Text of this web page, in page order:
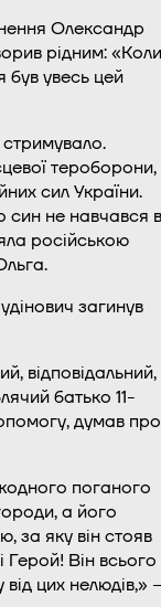
Олександр
рідним: «Коли
був увесь цей
тероборони,
сил України.
син не навчався в
російською
загинув
відповідальний,
батько 11-
думав про
поганого
а його
за яку він стояв
Він всього
цих нелюдів,»